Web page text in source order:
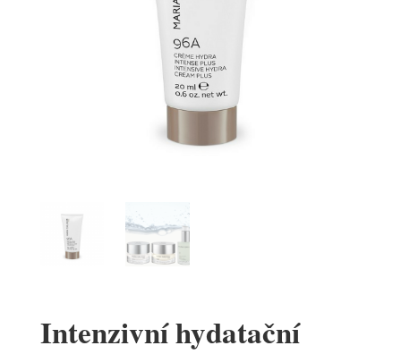
Intenzivní hydatační